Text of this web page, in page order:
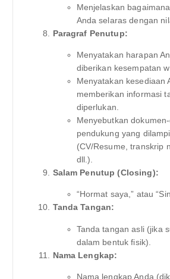
Menjelaskan
Anda selaras dengan
Paragraf Penutup:
Menyatakan harapan
diberikan kesempatan
Menyatakan kesediaan
memberikan informasi
diperlukan.
Menyebutkan
pendukung yang
(CV/Resume, transkrip
dll.).
Salam Penutup (Closing):
“Hormat saya,” atau
Tanda Tangan:
Tanda tangan asli (jika
dalam bentuk fisik).
Nama Lengkap:
Nama lengkap Anda